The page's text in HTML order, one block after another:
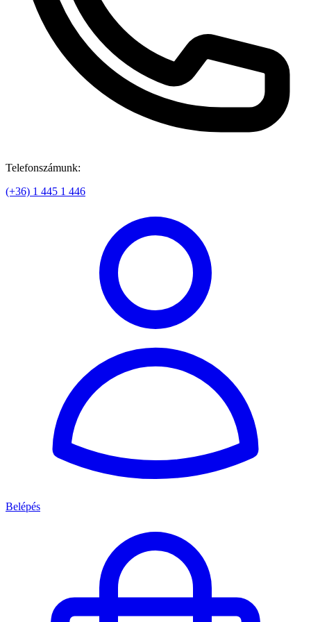
Telefonszámunk:
(+36) 1 445 1 446
Belépés